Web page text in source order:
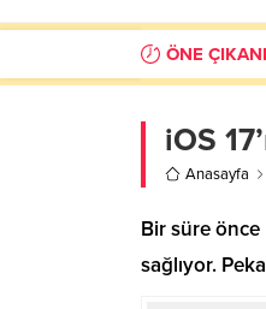
ÖNE
iOS
Anasayfa
Bir süre önce
sağlıyor.